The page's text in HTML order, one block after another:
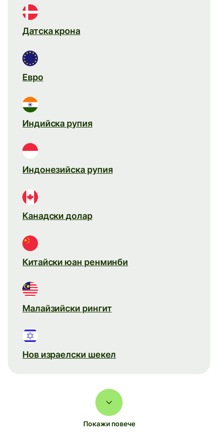
Датска крона
Евро
Индийска рупия
Индонезийска рупия
Канадски долар
Китайски юан ренминби
Малайзийски рингит
Нов израелски шекел
Покажи повече